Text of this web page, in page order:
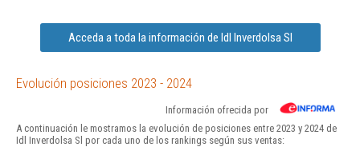
Acceda a toda la información de Idl Inverdolsa Sl
Evolución posiciones 2023 - 2024
Información ofrecida por
A continuación le mostramos la evolución de posiciones entre 2023 y 2024 de
Idl Inverdolsa Sl por cada uno de los rankings según sus ventas: